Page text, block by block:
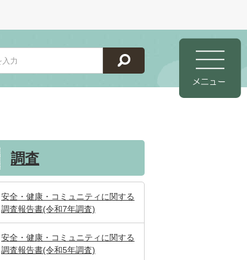
調査
安全・健康・コミュニティに関する
調査報告書(令和7年調査)
安全・健康・コミュニティに関する
調査報告書(令和5年調査)